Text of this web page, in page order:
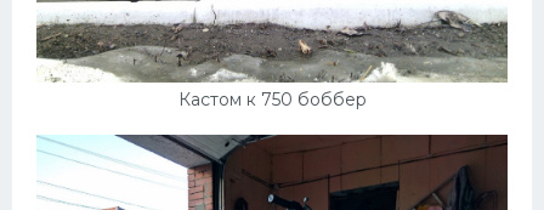
Кастом к 750 боббер